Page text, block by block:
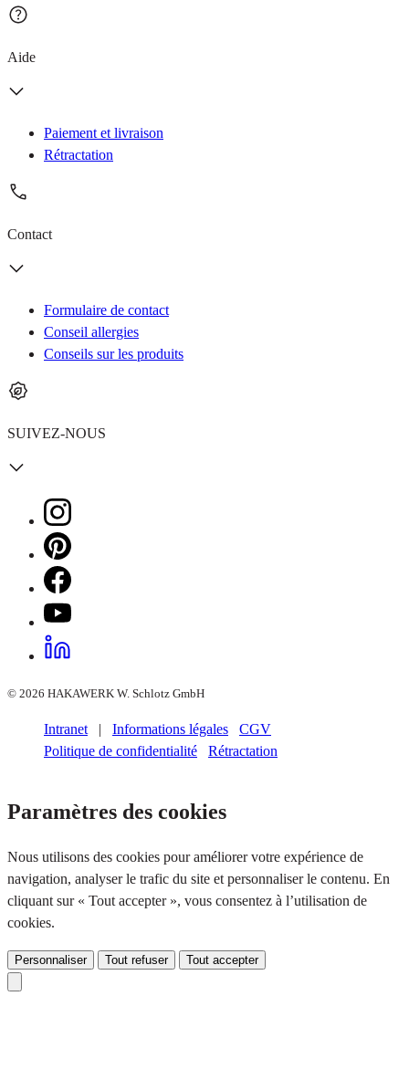
Aide
Paiement et livraison
Rétractation
Contact
Formulaire de contact
Conseil allergies
Conseils sur les produits
SUIVEZ-NOUS
© 2026 HAKAWERK W. Schlotz GmbH
Intranet | Informations légales
CGV
Politique de confidentialité
Rétractation
Paramètres des cookies
Nous utilisons des cookies pour améliorer votre expérience de
navigation, analyser le trafic du site et personnaliser le contenu. En
cliquant sur « Tout accepter », vous consentez à l’utilisation de
cookies.
Personnaliser Tout refuser Tout accepter